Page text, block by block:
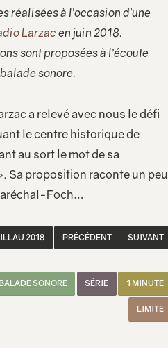
réalisées à l’occasion d’une
Larzac en juin 2018.
sont proposées à l’écoute
sonore.
a relevé avec nous le défi
le centre historique de
au sort le mot de sa
Sa proposition raconte un peu
Foch…
2018 PRÉCÉDENT SUIVANT
1 MINUTE
SÉRIE
SONORE
LIMITE